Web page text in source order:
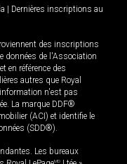
Dernières inscriptions au
des inscriptions
données de l'Association
en référence des
autres que Royal
n'est pas
La marque DDF®
(ACI) et identifie le
(SDD®).
Les bureaux
MD